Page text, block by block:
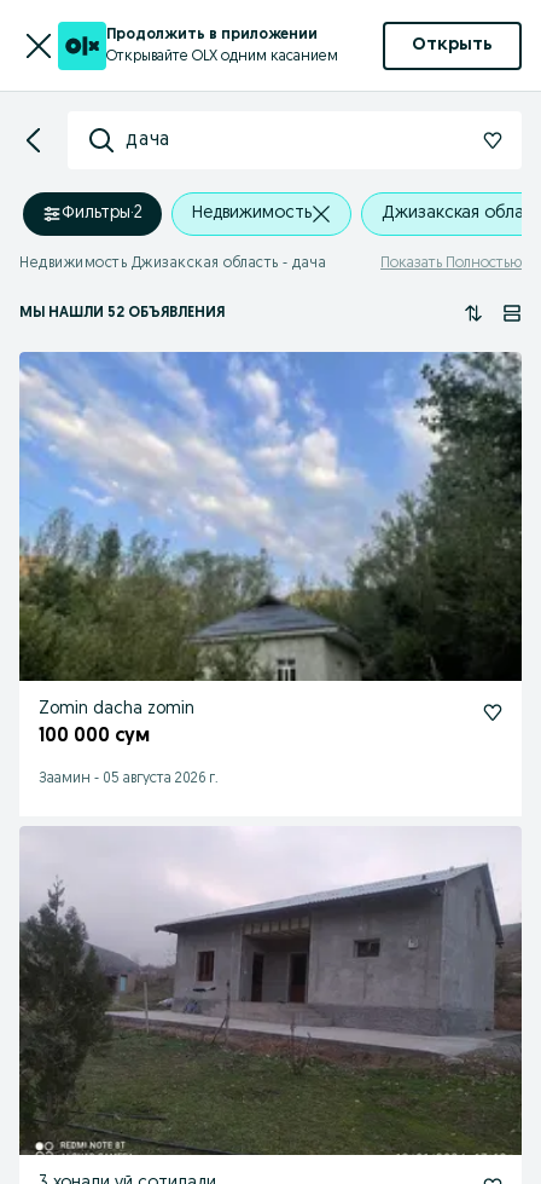
Продолжить в приложении
Открывайте OLX одним касанием
Открыть
дача
Фильтры·2 Недвижимость Джизакская
Недвижимость Джизакская область - дача Показать Полностью
МЫ НАШЛИ 52 ОБЪЯВЛЕНИЯ
Zomin dacha zomin
100 000 сум
Заамин - 05 августа 2026 г.